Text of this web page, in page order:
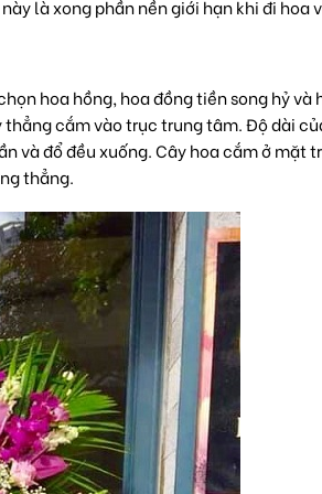
là xong phần nền giới hạn khi đi hoa
hoa hồng, hoa đồng tiền song hỷ và
cắm vào trục trung tâm. Độ dài
và đổ đều xuống. Cây hoa cắm ở mặt
thẳng.